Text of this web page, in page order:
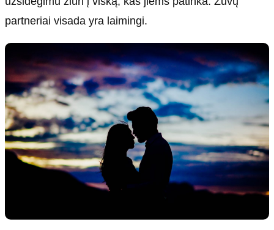
partneriai visada yra laimingi.